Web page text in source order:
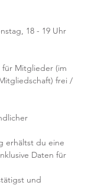
18 - 19 Uhr
für Mitglieder (im
frei /
erhältst du eine
Daten für
und